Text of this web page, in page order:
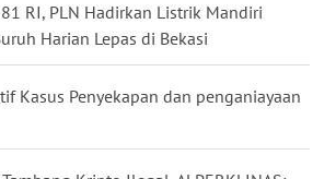
RI, PLN Hadirkan Listrik Mandiri
Harian Lepas di Bekasi
Kasus Penyekapan dan penganiayaan